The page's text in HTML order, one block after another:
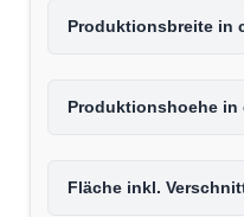
Produktionsbreite in
Produktionshoehe in
Fläche inkl.